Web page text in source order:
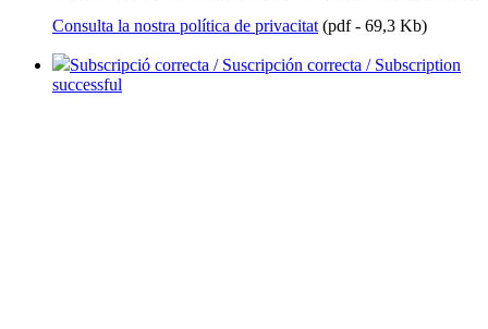
Consulta la nostra política de privacitat (pdf - 69,3 Kb)
Subscripció correcta / Suscripción correcta / Subscription
successful